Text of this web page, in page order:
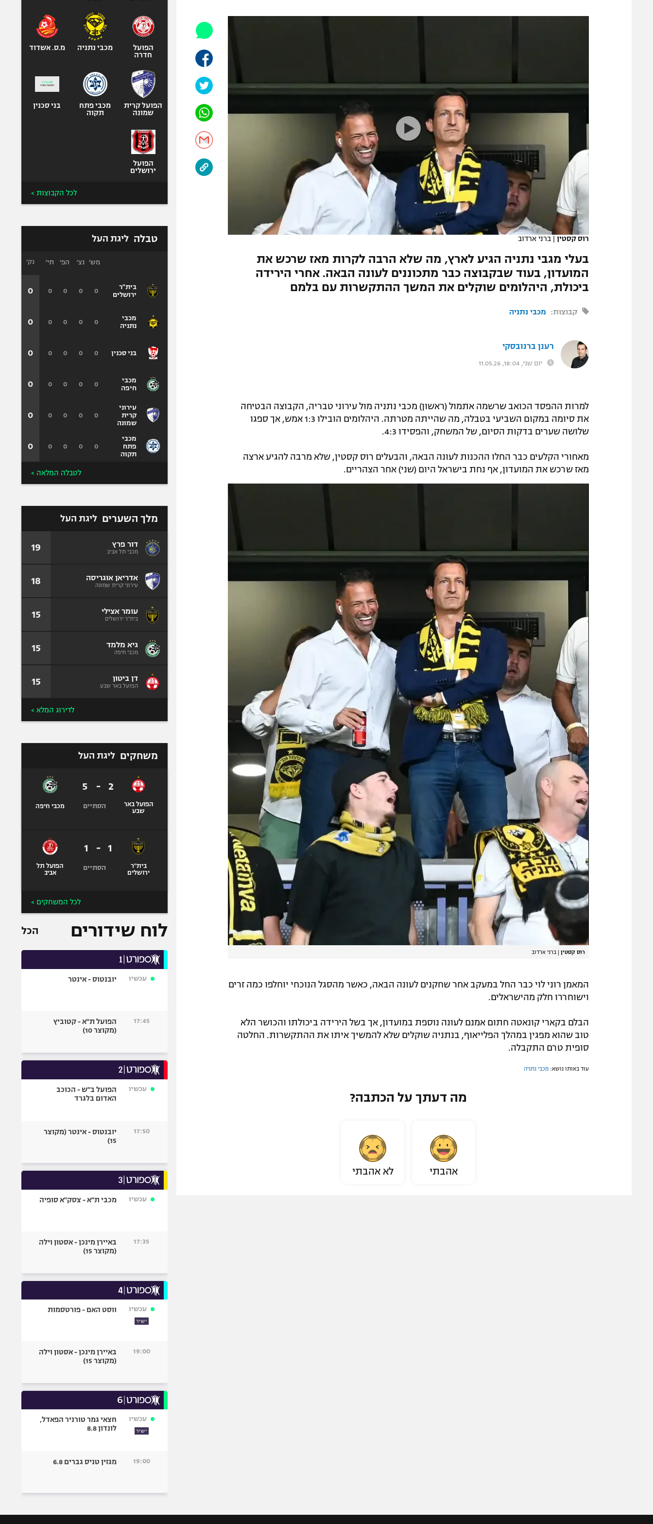
גיימינג E-Sports
תקנון פעילות ספורט 1
רשיון להקרנה פומבית לבית עסק
הצטרפות לחבילת הערוצים
לוח דרושים – ג'ובנט
הפועל תל אביב
ליגה סינית
אופניים
ספורט מוטורי
כדורמים
בייסבול MLB
ספורט אתגרי
אומנויות לחימה
רוס קסטין | ברני ארדוב
בעלי מגבי נתניה הגיע לארץ, מה שלא הרבה לקרות מאז שרכש את
המועדון, בעוד שבקבוצה כבר מתכוננים לעונה הבאה. אחרי הירידה
ביכולת, היהלומים שוקלים את המשך ההתקשרות עם בלמם
קבוצות: מכבי נתניה
רענן ברנובסקי
יום שני, 18:04, 11.05.26
למרות ההפסד הכואב שרשמה אתמול (ראשון) מכבי נתניה מול עירוני טבריה, הקבוצה הבטיחה
את סיומה במקום השביעי בטבלה, מה שהייתה מטרתה. היהלומים הובילו 1:3 אמש, אך ספגו
שלושה שערים בדקות הסיום, של המשחק, והפסידו 4:3.
מאחורי הקלעים כבר החלו ההכנות לעונה הבאה, והבעלים רוס קסטין, שלא מרבה להגיע ארצה
מאז שרכש את המועדון, אף נחת בישראל היום (שני) אחר הצהריים.
רוס קסטין | ברני ארדוב
המאמן רוני לוי כבר החל במעקב אחר שחקנים לעונה הבאה, כאשר מהסגל הנוכחי יוחלפו כמה זרים
וישוחררו חלק מהישראלים.
הבלם בקארי קונאטה חתום אמנם לעונה נוספת במועדון, אך בשל הירידה ביכולתו והכושר הלא
טוב שהוא מפגין במהלך הפלייאוף, בנתניה שוקלים שלא להמשיך איתו את ההתקשרות. החלטה
סופית טרם התקבלה.
עוד באותו נושא: מכבי נתניה
מה דעתך על הכתבה?
אהבתי לא אהבתי
הפועל
חדרה
מכבי נתניה מ.ס. אשדוד
הפועל קרית
שמונה
מכבי פתח
תקוה
בני סכנין
הפועל
ירושלים
לכל הקבוצות >
טבלה ליגת העל
בית"ר
ירושלים
מכבי
נתניה
בני סכנין
מכבי
חיפה
עירוני
קרית
שמונה
מכבי
פתח
תקוה
מש׳ נצ׳ הפ׳ תי׳
0
0
0
0
0
0
0
0
0
0
0
0
0
0
0
0
0
0
0
0
0
0
0
0
נק׳
0
0
0
0
0
0
לטבלה המלאה >
מלך השערים ליגת העל
דור פרץ
מכבי תל אביב 19
אדריאן אוגריסה
עירוני קרית שמונה 18
עומר אצילי
בית"ר ירושלים 15
גיא מלמד
מכבי חיפה 15
דן ביטון
הפועל באר שבע 15
לדירוג המלא >
משחקים ליגת העל
הפועל באר
שבע
2
-
5
הסתיים מכבי חיפה
בית"ר
ירושלים
1
-
1
הסתיים
הפועל תל
אביב
לכל המשחקים >
לוח שידורים הכל
עכשיו יובנטוס - אינטר
17:45
הפועל ת"א - קטוביץ
(מקוצר 10)
עכשיו
הפועל ב"ש - הכוכב
האדום בלגרד
17:50
יובנטוס - אינטר (מקוצר
15)
עכשיו מכבי ת"א - צסק"א סופיה
17:35
באיירן מינכן - אסטון וילה
(מקוצר 15)
עכשיו
ישיר
ווסט האם - פורטסמות
19:00
באיירן מינכן - אסטון וילה
(מקוצר 15)
עכשיו
ישיר
חצאי גמר טורניר הפאדל,
לונדון 8.8
19:00 מגזין טניס גברים 6.8